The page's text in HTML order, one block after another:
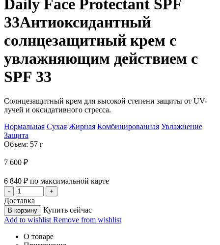
Daily Face Protectant SPF
33Антиоксидантный
солнцезащитный крем с
увлажняющим действием с
SPF 33
Солнцезащитный крем для высокой степени защиты от UV-
лучей и оксидативного стресса.
Нормальная Сухая Жирная Комбинированная Увлажнение
Защита
Объем: 57 г
7 600 ₽
6 840 ₽ по максимальной карте
Доставка
В корзину
Купить сейчас
Add to wishlist Remove from wishlist
О товаре